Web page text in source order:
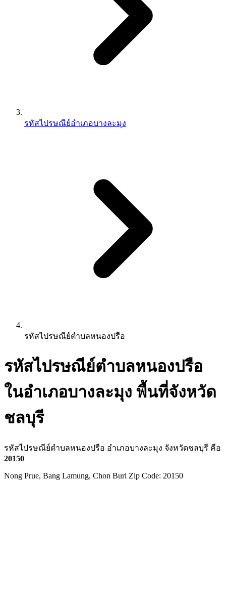
รหัสไปรษณีย์อำเภอบางละมุง
รหัสไปรษณีย์ตำบลหนองปรือ
รหัสไปรษณีย์ตำบลหนองปรือ
ในอำเภอบางละมุง พื้นที่จังหวัด
ชลบุรี
รหัสไปรษณีย์ตำบลหนองปรือ อำเภอบางละมุง จังหวัดชลบุรี คือ
20150
Nong Prue, Bang Lamung, Chon Buri Zip Code: 20150